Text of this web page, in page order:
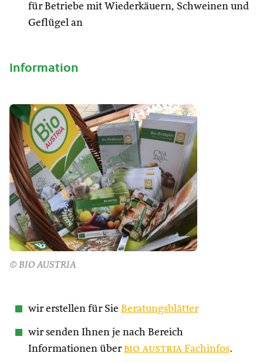
für Betriebe mit Wiederkäuern, Schweinen und
Geflügel an
Information
© BIO AUSTRIA
wir erstellen für Sie Beratungsblätter
wir senden Ihnen je nach Bereich
Informationen über bio austria Fachinfos.